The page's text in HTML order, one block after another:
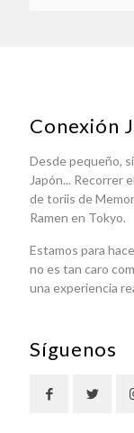
Conexión
Desde pequeño,
Japón... Recorrer
de toriis de
Ramen en Tokyo.
Estamos para
no es tan caro
una experiencia
Síguenos